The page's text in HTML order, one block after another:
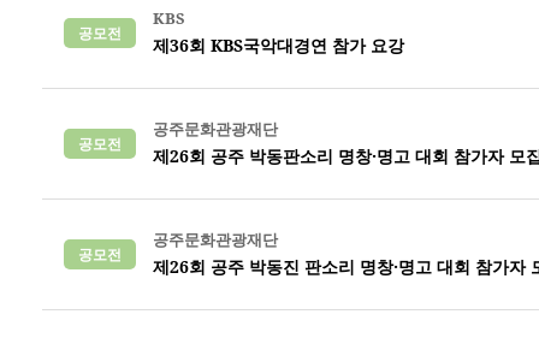
공모전
KBS
제36회 KBS국악대경연 참가 요강
공모전
공주문화관광재단
제26회 공주 박동판소리 명창·명고 대회 참가자 모
공모전
공주문화관광재단
제26회 공주 박동진 판소리 명창·명고 대회 참가자